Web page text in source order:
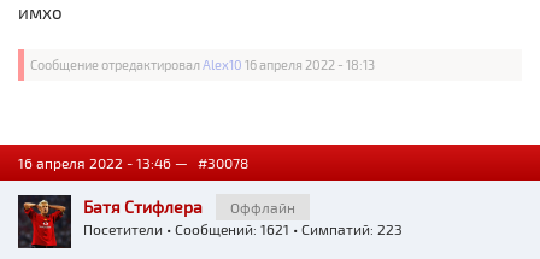
имхо
Сообщение отредактировалAlex10 16 апреля 2022 - 18:13
16 апреля 2022 - 13:46 — #30078
Батя Стифлера
Оффлайн
Посетители • Сообщений: 1621 • Симпатий: 223